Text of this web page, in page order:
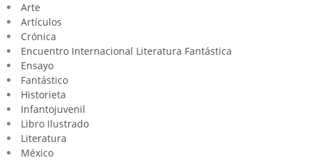
Arte
Artículos
Crónica
Encuentro Internacional Literatura Fantástica
Ensayo
Fantástico
Historieta
Infantojuvenil
Libro Ilustrado
Literatura
México